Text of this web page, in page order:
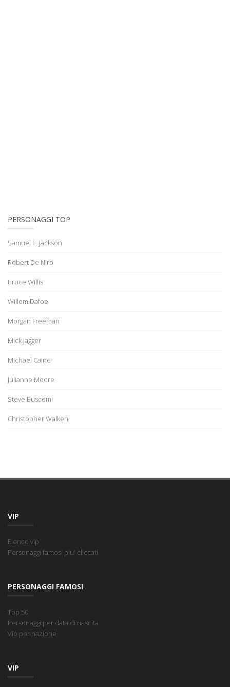
PERSONAGGI TOP
Samuel L. Jackson
Robert De Niro
Bruce Willis
Willem Dafoe
Morgan Freeman
Mick Jagger
Michael Caine
Julianne Moore
Steve Buscemi
Christopher Walken
VIP
Elenco vip
Personaggi famosi piu' cliccati
PERSONAGGI FAMOSI
Top 50
Personaggi per data di nascita
Vip per nazione
VIP